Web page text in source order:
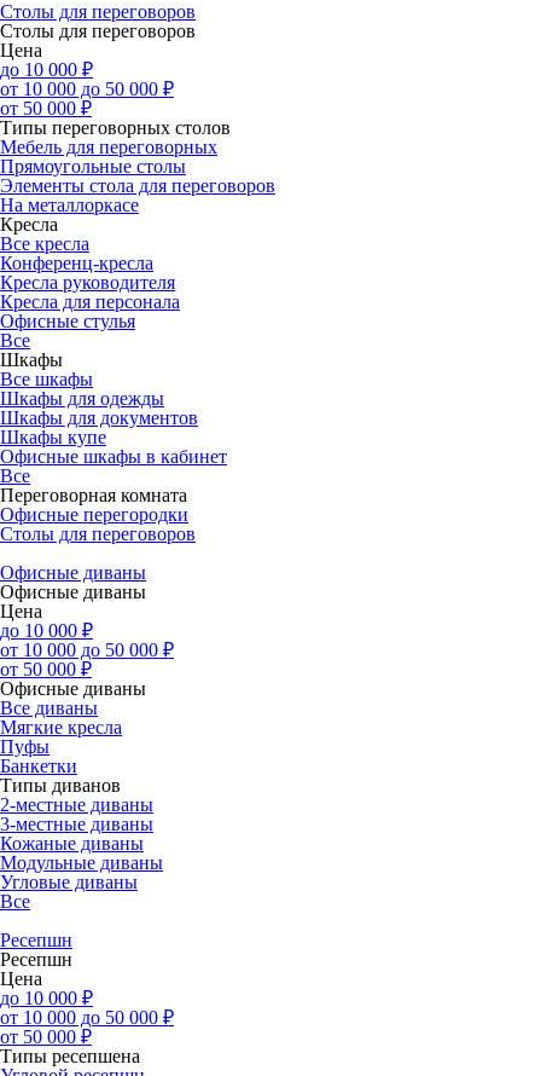
Столы для переговоров
Столы для переговоров
Цена
до 10 000 ₽
от 10 000 до 50 000 ₽
от 50 000 ₽
Типы переговорных столов
Мебель для переговорных
Прямоугольные столы
Элементы стола для переговоров
На металлоркасе
Кресла
Все кресла
Конференц-кресла
Кресла руководителя
Кресла для персонала
Офисные стулья
Все
Шкафы
Все шкафы
Шкафы для одежды
Шкафы для документов
Шкафы купе
Офисные шкафы в кабинет
Все
Переговорная комната
Офисные перегородки
Столы для переговоров
Офисные диваны
Офисные диваны
Цена
до 10 000 ₽
от 10 000 до 50 000 ₽
от 50 000 ₽
Офисные диваны
Все диваны
Мягкие кресла
Пуфы
Банкетки
Типы диванов
2-местные диваны
3-местные диваны
Кожаные диваны
Модульные диваны
Угловые диваны
Все
Ресепшн
Ресепшн
Цена
до 10 000 ₽
от 10 000 до 50 000 ₽
от 50 000 ₽
Типы ресепшена